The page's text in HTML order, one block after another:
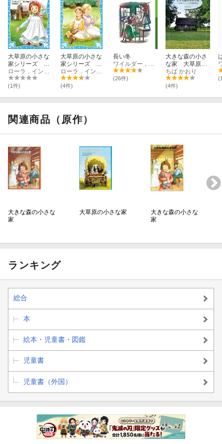
大草原の小さな
家シリーズ 大
草原の小さな
家 （新装版）
(1件)
大草原の小さな
家シリーズ 大
きな森の小さな
家 （新装版）
(4件)
長い冬
(26件)
大きな森の小さ
な家 大草原の
ローラと西部開
拓史
ちば かおり
(4件)
関連商品（原作）
大きな森の小さな
家
大草原の小さな家
大きな森の小さな
家
ランキング
総合
本
絵本・児童書・図鑑
児童書
児童書（外国）